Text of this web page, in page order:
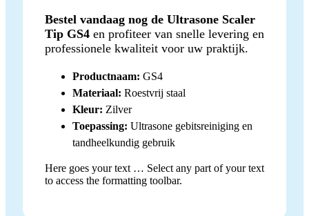
Bestel vandaag nog de Ultrasone Scaler
Tip GS4 en profiteer van snelle levering en
professionele kwaliteit voor uw praktijk.
Productnaam: GS4
Materiaal: Roestvrij staal
Kleur: Zilver
Toepassing: Ultrasone gebitsreiniging en
tandheelkundig gebruik
Here goes your text … Select any part of your text
to access the formatting toolbar.